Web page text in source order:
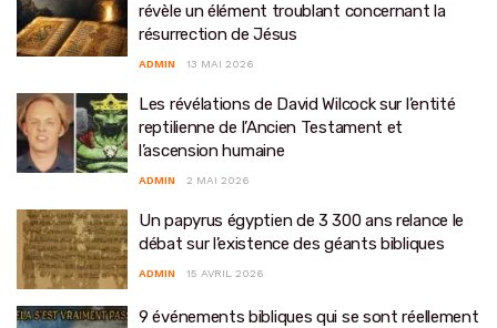
révèle un élément troublant concernant la
résurrection de Jésus
ADMIN 13 MAI 2026
Les révélations de David Wilcock sur l’entité
reptilienne de l’Ancien Testament et
l’ascension humaine
ADMIN 2 MAI 2026
Un papyrus égyptien de 3 300 ans relance le
débat sur l’existence des géants bibliques
ADMIN 15 AVRIL 2026
9 événements bibliques qui se sont réellement